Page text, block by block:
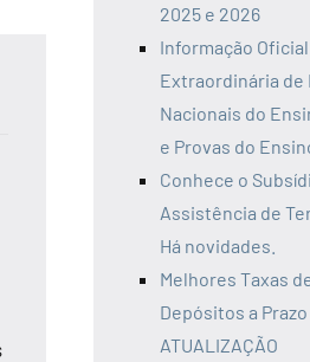
2025 e 2026
Informação
Extraordinária de
Nacionais do
e Provas do
Conhece o
Assistência de
Há novidades.
Melhores Taxas
Depósitos a
ATUALIZAÇÃO